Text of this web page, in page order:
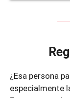
¿Esa persona
especialmente